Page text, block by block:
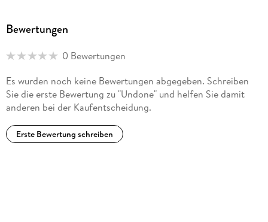
Bewertungen
0 Bewertungen
Es wurden noch keine Bewertungen abgegeben. Schreiben
Sie die erste Bewertung zu "Undone" und helfen Sie damit
anderen bei der Kaufentscheidung.
Erste Bewertung schreiben